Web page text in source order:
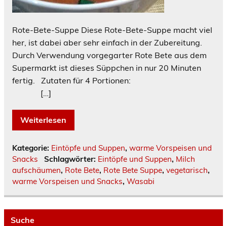
Rote-Bete-Suppe Diese Rote-Bete-Suppe macht viel
her, ist dabei aber sehr einfach in der Zubereitung.
Durch Verwendung vorgegarter Rote Bete aus dem
Supermarkt ist dieses Süppchen in nur 20 Minuten
fertig. Zutaten für 4 Portionen:
[…]
Weiterlesen
Kategorie: Eintöpfe und Suppen, warme Vorspeisen und
Snacks
Schlagwörter: Eintöpfe und Suppen, Milch
aufschäumen, Rote Bete, Rote Bete Suppe, vegetarisch,
warme Vorspeisen und Snacks, Wasabi
Suche